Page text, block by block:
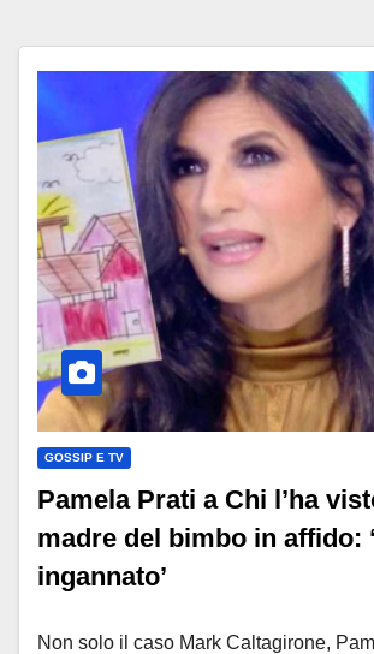
GOSSIP E TV
Pamela Prati a Chi l’ha
madre del bimbo in affido:
ingannato’
Non solo il caso Mark Caltagirone,